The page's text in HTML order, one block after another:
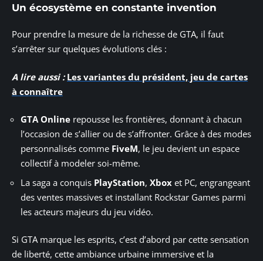
Un écosystème en constante invention
Pour prendre la mesure de la richesse de GTA, il faut
s’arrêter sur quelques évolutions clés :
A lire aussi : Les variantes du président, jeu de cartes
à connaître
GTA Online repousse les frontières, donnant à chacun
l’occasion de s’allier ou de s’affronter. Grâce à des modes
personnalisés comme FiveM, le jeu devient un espace
collectif à modeler soi-même.
La saga a conquis PlayStation, Xbox et PC, engrangeant
des ventes massives et installant Rockstar Games parmi
les acteurs majeurs du jeu vidéo.
Si GTA marque les esprits, c’est d’abord par cette sensation
de liberté, cette ambiance urbaine immersive et la